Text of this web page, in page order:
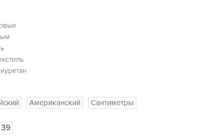
Американский Сантиметры
39